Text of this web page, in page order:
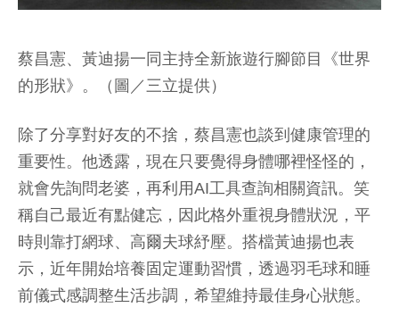
蔡昌憲、黃迪揚一同主持全新旅遊行腳節目《世界
的形狀》。（圖／三立提供）
除了分享對好友的不捨，蔡昌憲也談到健康管理的
重要性。他透露，現在只要覺得身體哪裡怪怪的，
就會先詢問老婆，再利用AI工具查詢相關資訊。笑
稱自己最近有點健忘，因此格外重視身體狀況，平
時則靠打網球、高爾夫球紓壓。搭檔黃迪揚也表
示，近年開始培養固定運動習慣，透過羽毛球和睡
前儀式感調整生活步調，希望維持最佳身心狀態。